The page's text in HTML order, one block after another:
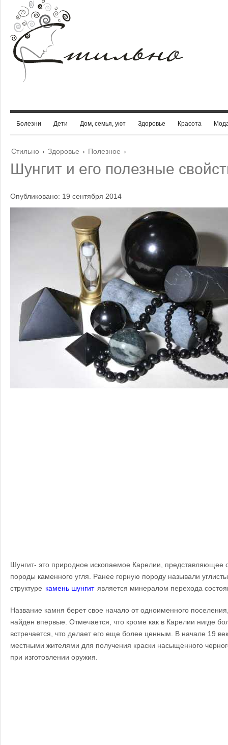
Болезни Дети Дом, семья, уют Здоровье Красота
Стильно › Здоровье › Полезное ›
Шунгит и его полезные
Опубликовано: 19 сентября 2014
Шунгит- это природное ископаемое Карелии, представляющее
породы каменного угля. Ранее горную породу называли
структуре камень шунгит является минералом перехода
Название камня берет свое начало от одноименного
найден впервые. Отмечается, что кроме как в Карелии нигде
встречается, что делает его еще более ценным. В начале 19
местными жителями для получения краски насыщенного
при изготовлении оружия.